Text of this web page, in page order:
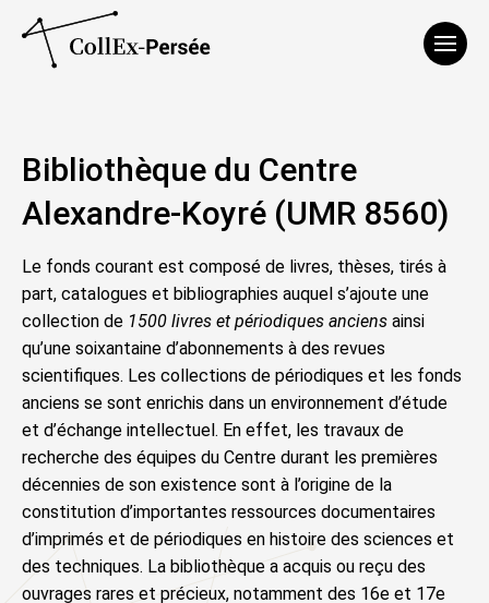
Bibliothèque du Centre
Alexandre-Koyré (UMR 8560)
Le fonds courant est composé de livres, thèses, tirés à
part, catalogues et bibliographies auquel s’ajoute une
collection de 1500 livres et périodiques anciens ainsi
qu’une soixantaine d’abonnements à des revues
scientifiques. Les collections de périodiques et les fonds
anciens se sont enrichis dans un environnement d’étude
et d’échange intellectuel. En effet, les travaux de
recherche des équipes du Centre durant les premières
décennies de son existence sont à l’origine de la
constitution d’importantes ressources documentaires
d’imprimés et de périodiques en histoire des sciences et
des techniques. La bibliothèque a acquis ou reçu des
ouvrages rares et précieux, notamment des 16e et 17e